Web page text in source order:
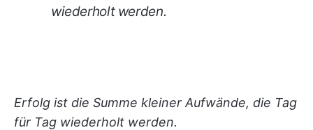
wiederholt werden.
Erfolg ist die Summe kleiner Aufwände, die Tag
für Tag wiederholt werden.